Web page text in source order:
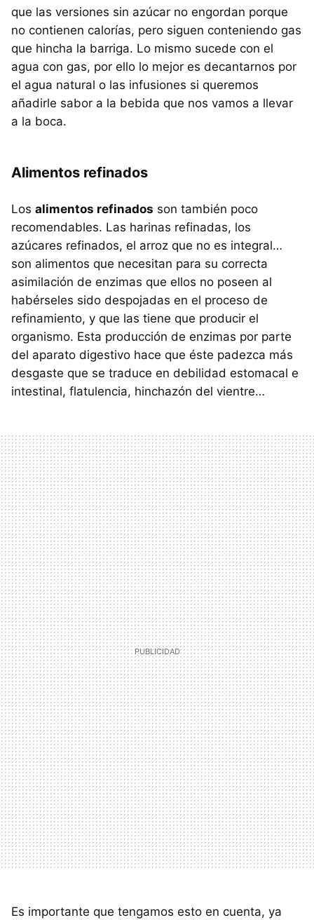
que las versiones sin azúcar no engordan porque
no contienen calorías, pero siguen conteniendo gas
que hincha la barriga. Lo mismo sucede con el
agua con gas, por ello lo mejor es decantarnos por
el agua natural o las infusiones si queremos
añadirle sabor a la bebida que nos vamos a llevar
a la boca.
Alimentos refinados
Los alimentos refinados son también poco
recomendables. Las harinas refinadas, los
azúcares refinados, el arroz que no es integral…
son alimentos que necesitan para su correcta
asimilación de enzimas que ellos no poseen al
habérseles sido despojadas en el proceso de
refinamiento, y que las tiene que producir el
organismo. Esta producción de enzimas por parte
del aparato digestivo hace que éste padezca más
desgaste que se traduce en debilidad estomacal e
intestinal, flatulencia, hinchazón del vientre…
Es importante que tengamos esto en cuenta, ya